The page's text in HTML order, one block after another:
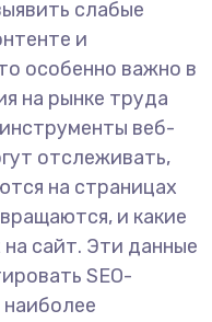
слабые
и
особенно важно в
на рынке труда
веб-
отслеживать,
на страницах
и какие
сайт. Эти данные
SEO-
наиболее